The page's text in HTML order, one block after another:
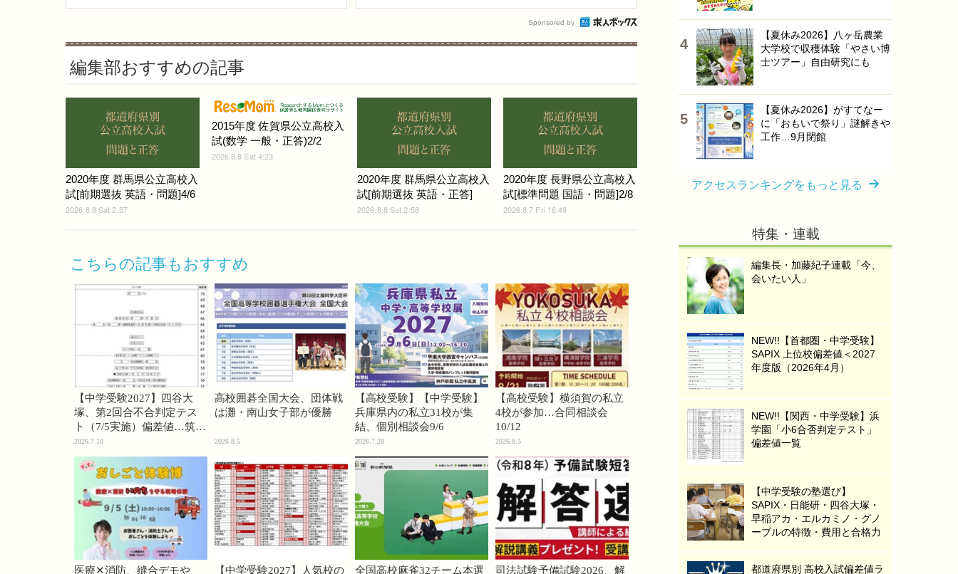
Sponsored by
編集部おすすめの記事
2020年度 群馬県公立高校入
試[前期選抜 英語・問題]4/6
2026.8.8 Sat 2:57
2015年度 佐賀県公立高校入
試(数学 一般・正答)2/2
2026.8.8 Sat 4:23
2020年度 群馬県公立高校入
試[前期選抜 英語・正答]
2026.8.8 Sat 2:58
2020年度 長野県公立高校入
試[標準問題 国語・問題]2/8
2026.8.7 Fri 16:49
こちらの記事もおすすめ
【中学受験2027】四谷大
塚、第2回合不合判定テス
ト（7/5実施）偏差値…筑駒
74・桜蔭70＜PR＞
2026.7.10
高校囲碁全国大会、団体戦
は灘・南山女子部が優勝
2026.8.5
【高校受験】【中学受験】
兵庫県内の私立31校が集
結、個別相談会9/6
2026.7.28
【高校受験】横須賀の私立
4校が参加…合同相談会
10/12
2026.8.5
医療✕消防、縫合デモや
【中学受験2027】人気校の
全国高校麻雀32チーム本選
司法試験予備試験2026、解
【夏休み2026】八ヶ岳農業
大学校で収穫体験「やさい博
士ツアー」自由研究にも
【夏休み2026】がすてなー
に「おもいで祭り」謎解きや
工作…9月閉館
アクセスランキングをもっと見る
特集・連載
編集長・加藤紀子連載「今、
会いたい人」
NEW!!【首都圏・中学受験】
SAPIX 上位校偏差値＜2027
年度版（2026年4月）
NEW!!【関西・中学受験】浜
学園「小6合否判定テスト」
偏差値一覧
【中学受験の塾選び】
SAPIX・日能研・四谷大塚・
早稲アカ・エルカミノ・グノ
ーブルの特徴・費用と合格力
都道府県別 高校入試偏差値ラ